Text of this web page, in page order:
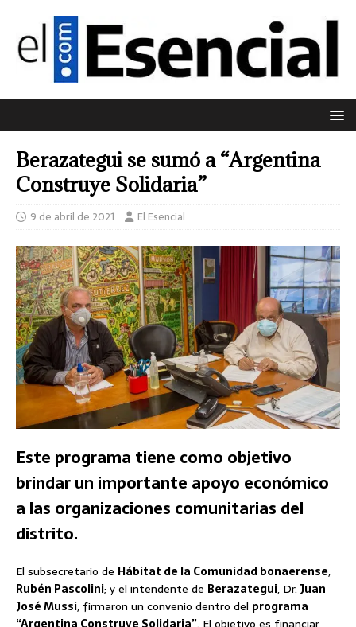
Berazategui se sumó a “Argentina
Construye Solidaria”
9 de abril de 2021 El Esencial
Este programa tiene como objetivo
brindar un importante apoyo económico
a las organizaciones comunitarias del
distrito.
El subsecretario de Hábitat de la Comunidad bonaerense,
Rubén Pascolini; y el intendente de Berazategui, Dr. Juan
José Mussi, firmaron un convenio dentro del programa
“Argentina Construye Solidaria”. El objetivo es financiar